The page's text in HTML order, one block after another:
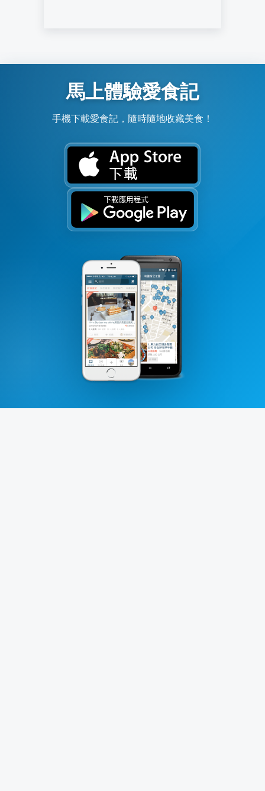
馬上體驗愛食記
手機下載愛食記，隨時隨地收藏美食！